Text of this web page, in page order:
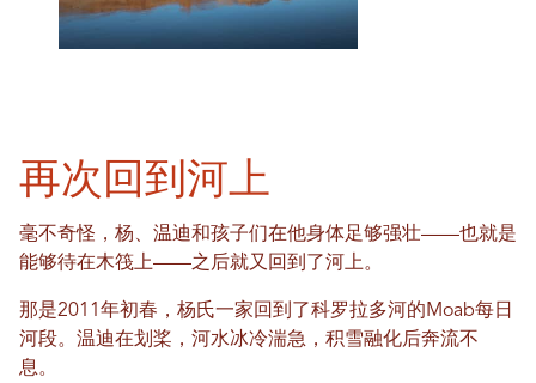
再次回到河上
毫不奇怪，杨、温迪和孩子们在他身体足够强壮——也就是
能够待在木筏上——之后就又回到了河上。
那是2011年初春，杨氏一家回到了科罗拉多河的Moab每日
河段。温迪在划桨，河水冰冷湍急，积雪融化后奔流不
息。